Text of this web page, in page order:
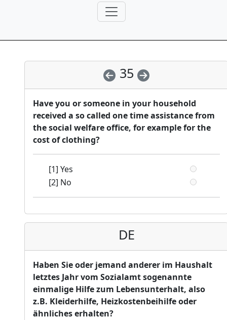
35
Have you or someone in your household
received a so called one time assistance from
the social welfare office, for example for the
cost of clothing?
[1] Yes
[2] No
DE
Haben Sie oder jemand anderer im Haushalt
letztes Jahr vom Sozialamt sogenannte
einmalige Hilfe zum Lebensunterhalt, also
z.B. Kleiderhilfe, Heizkostenbeihilfe oder
ähnliches erhalten?